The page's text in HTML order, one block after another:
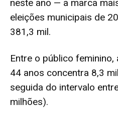
neste ano — a marca
eleições municipais de
381,3 mil.
Entre o público feminino,
44 anos concentra 8,3
seguida do intervalo
milhões).